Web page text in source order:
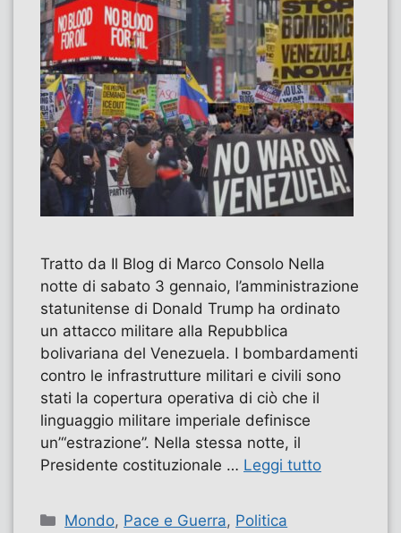
Tratto da Il Blog di Marco Consolo Nella
notte di sabato 3 gennaio, l’amministrazione
statunitense di Donald Trump ha ordinato
un attacco militare alla Repubblica
bolivariana del Venezuela. I bombardamenti
contro le infrastrutture militari e civili sono
stati la copertura operativa di ciò che il
linguaggio militare imperiale definisce
un’“estrazione”. Nella stessa notte, il
Presidente costituzionale … Leggi tutto
Categorie
Mondo, Pace e Guerra, Politica